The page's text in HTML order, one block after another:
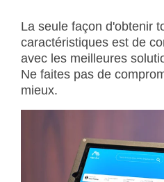
La seule façon d'obtenir
caractéristiques est de
avec les meilleures
Ne faites pas de
mieux.